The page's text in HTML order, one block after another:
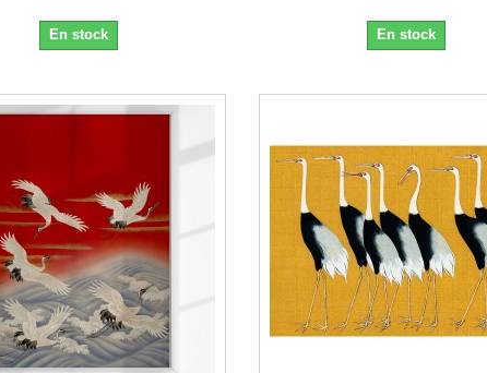
En stock En stock